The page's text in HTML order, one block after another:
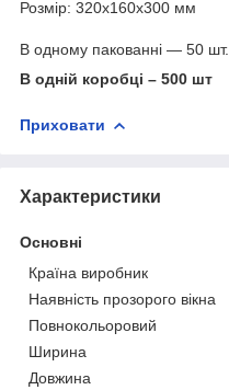
Розмір: 320х160х300 мм
В одному пакованні — 50 шт.
В одній коробці – 500 шт
Приховати
Характеристики
Основні
Країна виробник
Наявність прозорого вікна
Повнокольоровий
Ширина
Довжина